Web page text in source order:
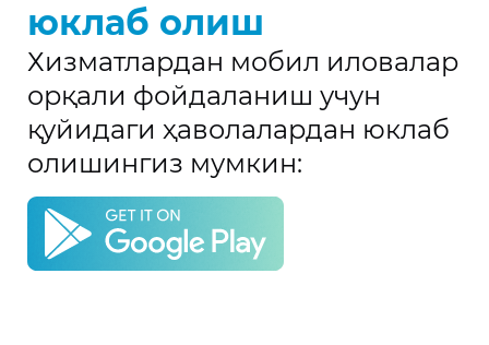
юклаб олиш
Хизматлардан мобил иловалар
орқали фойдаланиш учун
қуйидаги ҳаволалардан юклаб
олишингиз мумкин: